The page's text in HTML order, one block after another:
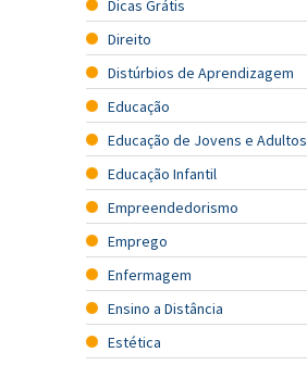
Dicas Grátis
Direito
Distúrbios de Aprendizagem
Educação
Educação de Jovens e Adultos
Educação Infantil
Empreendedorismo
Emprego
Enfermagem
Ensino a Distância
Estética